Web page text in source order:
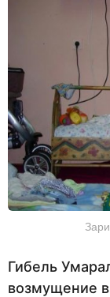
Гибель
возмущение